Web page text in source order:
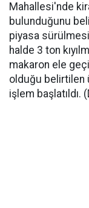
Mahallesi'nde
bulunduğunu
piyasa
halde 3 ton
makaron ele
olduğu belirtilen
işlem başlatıldı.